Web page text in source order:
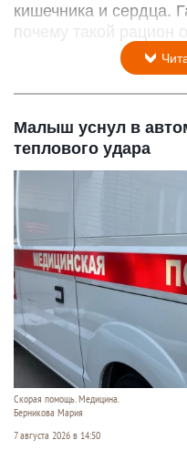
кишечника и сердца.
почему такой рацион
Малыш уснул в
теплового удара
Скорая помощь. Медицина.
Берникова Мария
7 августа 2026 в 14:50